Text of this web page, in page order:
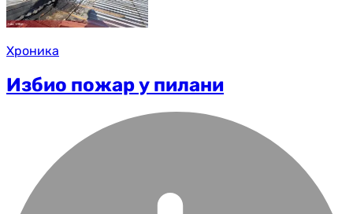
Хроника
Избио пожар у пилани